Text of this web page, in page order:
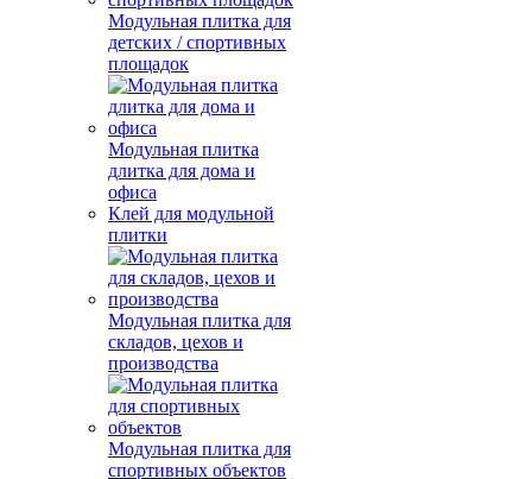
Модульная плитка для
детских / спортивных
площадок
Модульная плитка
длитка для дома и
офиса
Клей для модульной
плитки
Модульная плитка для
складов, цехов и
производства
Модульная плитка для
спортивных объектов